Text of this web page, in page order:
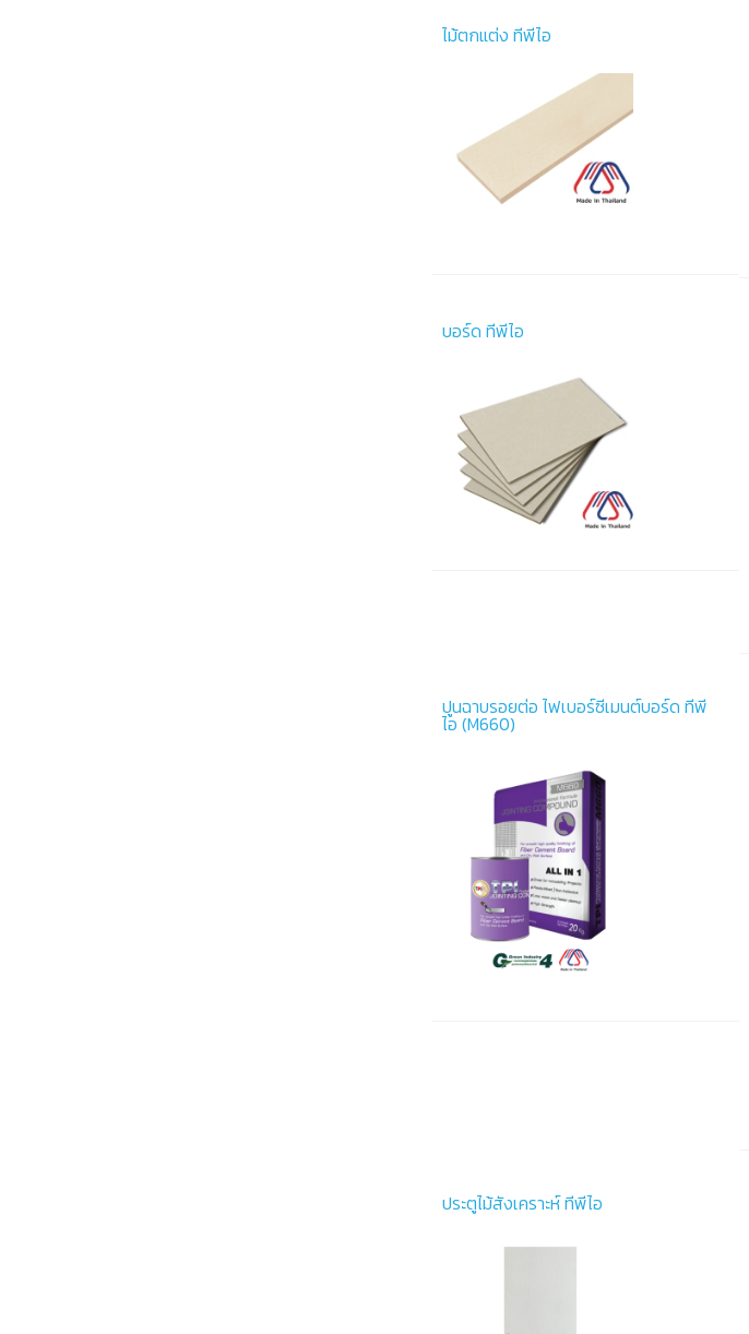
ไม้ตกแต่ง ทีพีไอ
บอร์ด ทีพีไอ
ปูนฉาบรอยต่อ ไฟเบอร์ซีเมนต์บอร์ด ทีพี
ไอ (M660)
ประตูไม้สังเคราะห์ ทีพีไอ